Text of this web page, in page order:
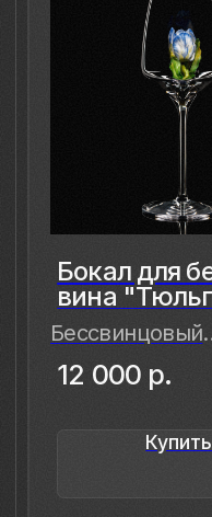
8 (981) 961-85-78
Публичная оферта
Пользовательское соглашение
Политика конфиденциальности